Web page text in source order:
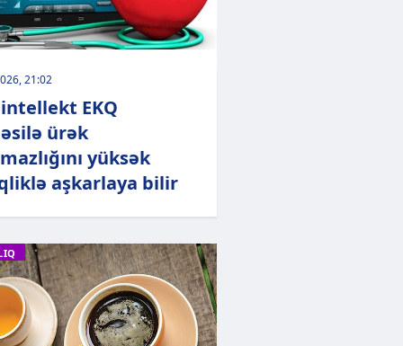
21:02
EKQ
ürək
yüksək
aşkarlaya bilir